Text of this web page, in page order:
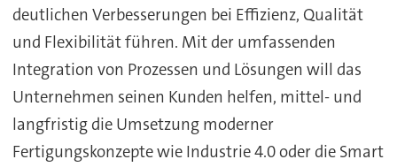
deutlichen Verbesserungen bei Effizienz, Qualität
und Flexibilität führen. Mit der umfassenden
Integration von Prozessen und Lösungen will das
Unternehmen seinen Kunden helfen, mittel- und
langfristig die Umsetzung moderner
Fertigungskonzepte wie Industrie 4.0 oder die Smart